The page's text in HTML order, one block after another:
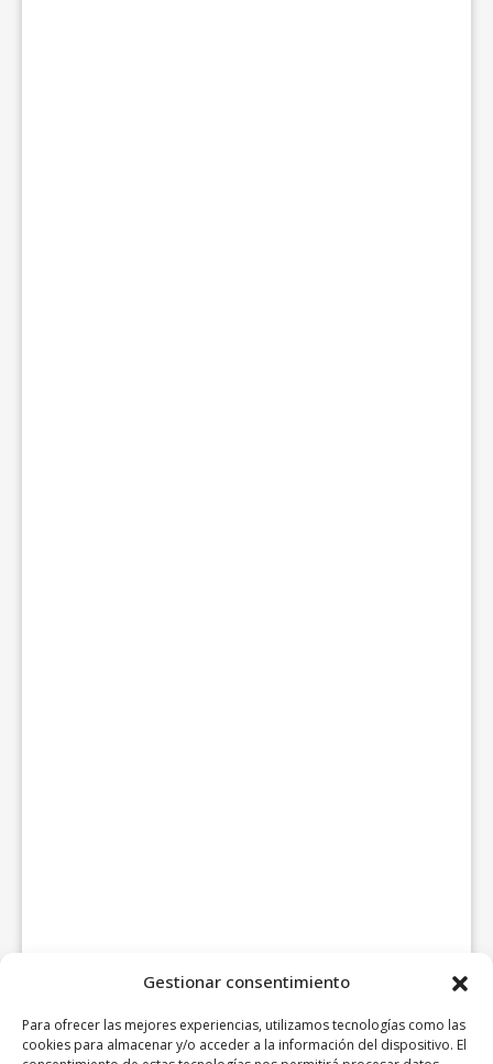
Gestionar consentimiento
Para ofrecer las mejores experiencias, utilizamos tecnologías como las
cookies para almacenar y/o acceder a la información del dispositivo. El